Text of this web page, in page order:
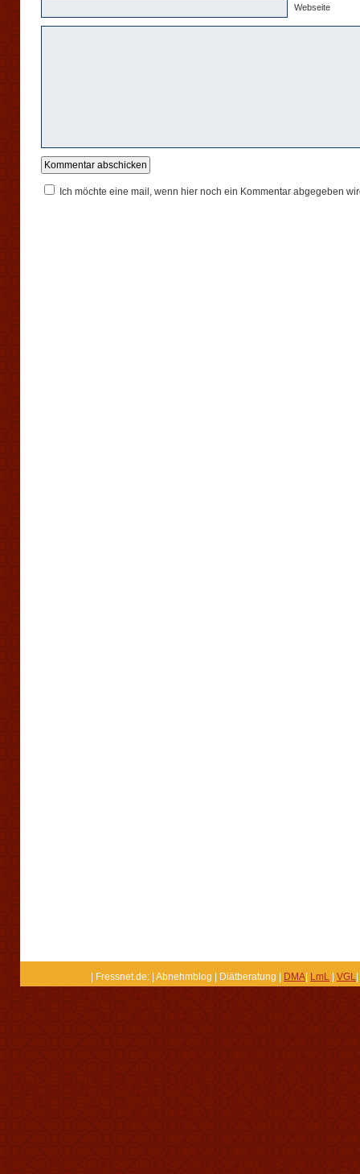
Webseite
Ich möchte eine mail, wenn hier noch ein Kommentar abgegeben
| Fressnet.de: | Abnehmblog | Diätberatung | DMA LmL VGL